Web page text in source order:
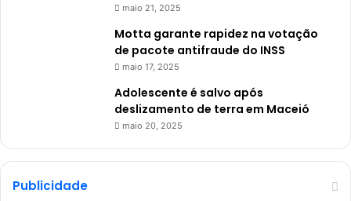
maio 21, 2025
Motta garante rapidez na votação
de pacote antifraude do INSS
maio 17, 2025
Adolescente é salvo após
deslizamento de terra em Maceió
maio 20, 2025
Publicidade